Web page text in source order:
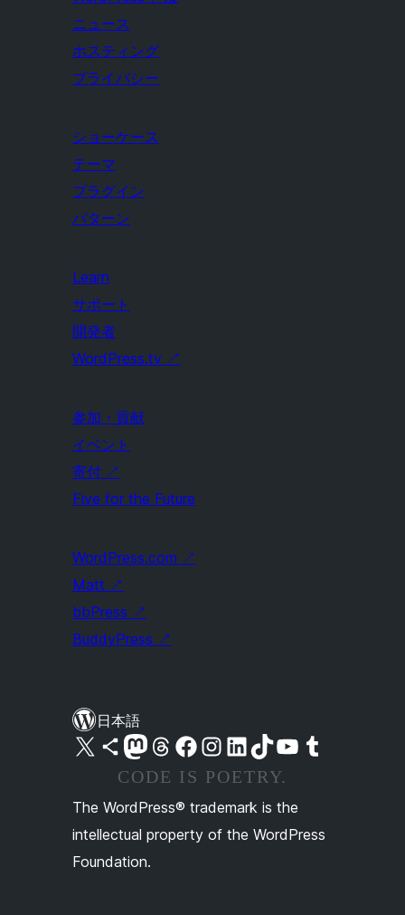
ニュース
ホスティング
プライバシー
ショーケース
テーマ
プラグイン
パターン
Learn
サポート
開発者
WordPress.tv ↗
参加・貢献
イベント
寄付 ↗
Five for the Future
WordPress.com ↗
Matt ↗
bbPress ↗
BuddyPress ↗
日本語
X (旧 Twitter) アカウントへ Bluesky アカウントへ Mastodon アカウントへ Threads アカウントへ Facebook ページへ Instagram アカウントへ LinkedIn アカウントへTikTok アカウントへ YouTube チャンネルへ Tumblr アカウントへ
CODE IS POETRY.
The WordPress® trademark is the
intellectual property of the WordPress
Foundation.